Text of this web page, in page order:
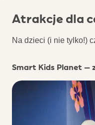
Atrakcje dla
Na dzieci (i nie tylko!)
Smart Kids Planet –